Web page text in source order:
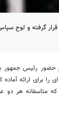
قرار گرفته و لوح
حضور رئیس جمهور
برای ارائه آماده
متاسفانه هر دو